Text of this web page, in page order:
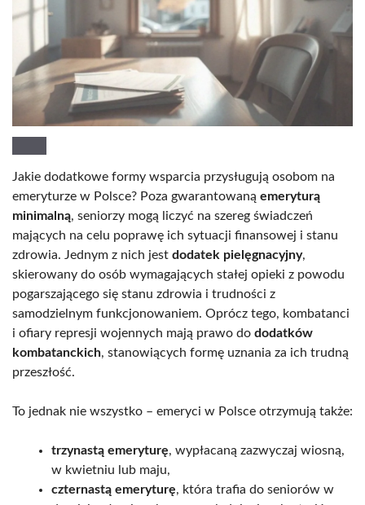
Jakie dodatkowe formy wsparcia przysługują osobom na
emeryturze w Polsce? Poza gwarantowaną emeryturą
minimalną, seniorzy mogą liczyć na szereg świadczeń
mających na celu poprawę ich sytuacji finansowej i stanu
zdrowia. Jednym z nich jest dodatek pielęgnacyjny,
skierowany do osób wymagających stałej opieki z powodu
pogarszającego się stanu zdrowia i trudności z
samodzielnym funkcjonowaniem. Oprócz tego, kombatanci
i ofiary represji wojennych mają prawo do dodatków
kombatanckich, stanowiących formę uznania za ich trudną
przeszłość.
To jednak nie wszystko – emeryci w Polsce otrzymują także:
trzynastą emeryturę, wypłacaną zazwyczaj wiosną,
w kwietniu lub maju,
czternastą emeryturę, która trafia do seniorów w